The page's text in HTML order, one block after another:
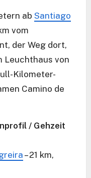
ab Santiago
vom
der Weg dort,
Leuchthaus von
Kilometer-
Camino de
/ Gehzeit
– 21 km,